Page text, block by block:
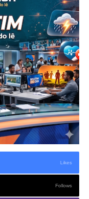
Likes
Follows